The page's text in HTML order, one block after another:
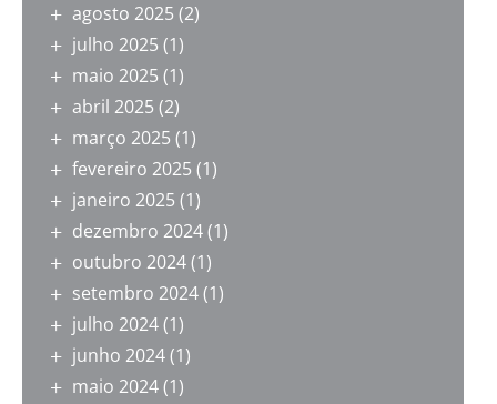
agosto 2025 (2)
julho 2025 (1)
maio 2025 (1)
abril 2025 (2)
março 2025 (1)
fevereiro 2025 (1)
janeiro 2025 (1)
dezembro 2024(1)
outubro 2024(1)
setembro 2024(1)
julho 2024(1)
junho 2024(1)
maio 2024(1)